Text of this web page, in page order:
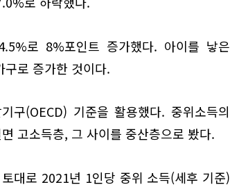
로 8%포인트 증가했다. 아이를 낳은
로 증가한 것이다.
구(OECD) 기준을 활용했다. 중위소득의
고소득층, 그 사이를 중산층으로 봤다.
대로 2021년 1인당 중위 소득(세후 기준)